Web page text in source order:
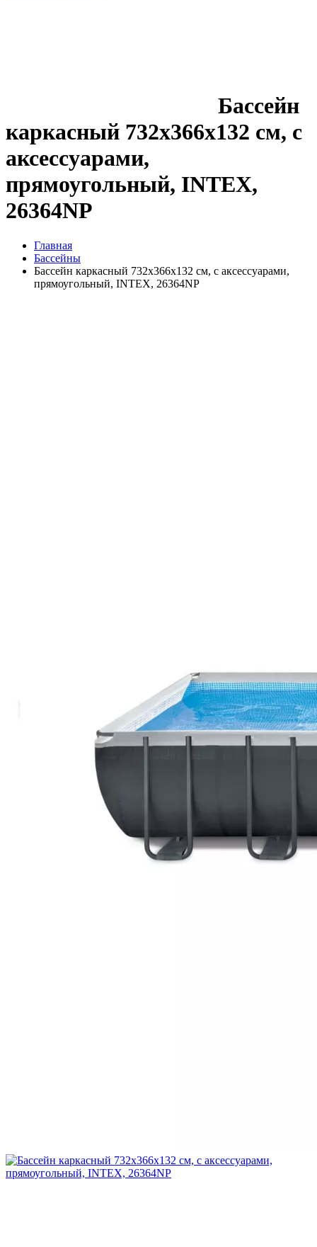
Бассейн
каркасный 732х366х132 см, с
аксессуарами,
прямоугольный, INTEX,
26364NP
Главная
Бассейны
Бассейн каркасный 732х366х132 см, с аксессуарами,
прямоугольный, INTEX, 26364NP